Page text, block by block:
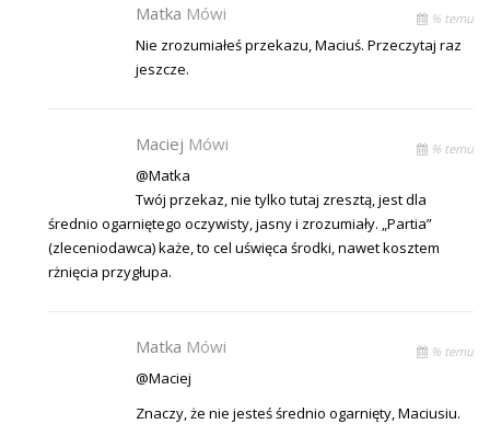
Matka Mówi % temu
Nie zrozumiałeś przekazu, Maciuś. Przeczytaj raz
jeszcze.
Maciej Mówi % temu
@Matka
Twój przekaz, nie tylko tutaj zresztą, jest dla
średnio ogarniętego oczywisty, jasny i zrozumiały. „Partia”
(zleceniodawca) każe, to cel uświęca środki, nawet kosztem
rżnięcia przygłupa.
Matka Mówi % temu
@Maciej
Znaczy, że nie jesteś średnio ogarnięty, Maciusiu.